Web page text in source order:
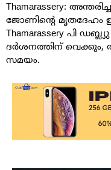
Thamarassery:
ജോണിൻ്റെ മൃതദേഹം
Thamarassery പി
ദർശനത്തിന് വെക്കും,
സമയം.